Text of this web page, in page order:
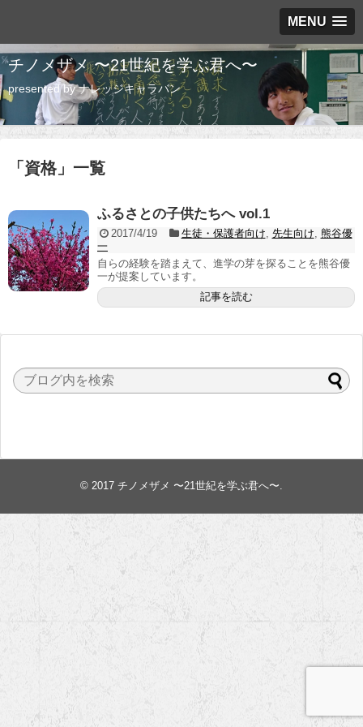
MENU
チノメザメ 〜21世紀を学ぶ君へ〜
presented by ナレッジキャラバン
「 資格 」 一覧
ふるさとの子供たちへ vol.1
2017/4/19 生徒・保護者向け 先生向け 熊谷優
一
自らの経験を踏まえて、進学の芽を探ることを熊谷優
一が提案しています。
記事を読む
© 2017 チノメザメ 〜21世紀を学ぶ君へ〜